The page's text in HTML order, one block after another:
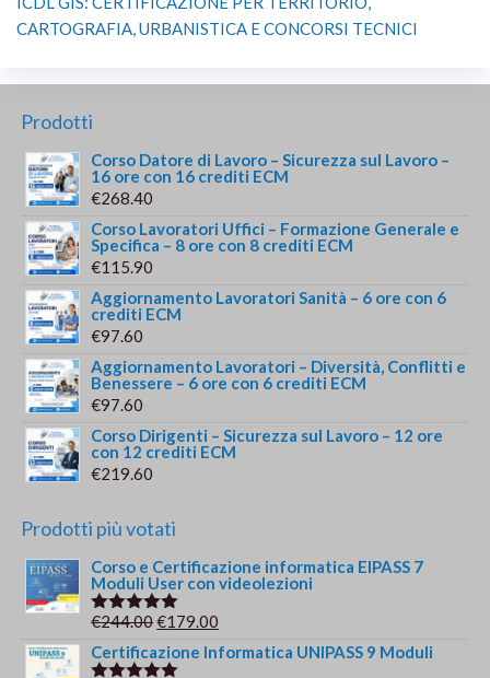
CARTOGRAFIA, URBANISTICA E CONCORSI TECNICI
Prodotti
Corso Datore di Lavoro – Sicurezza sul Lavoro –
16 ore con 16 crediti ECM
€268.40
Corso Lavoratori Uffici – Formazione Generale e
Specifica – 8 ore con 8 crediti ECM
€115.90
Aggiornamento Lavoratori Sanità – 6 ore con 6
crediti ECM
€97.60
Aggiornamento Lavoratori – Diversità, Conflitti e
Benessere – 6 ore con 6 crediti ECM
€97.60
Corso Dirigenti – Sicurezza sul Lavoro – 12 ore
con 12 crediti ECM
€219.60
Prodotti più votati
Corso e Certificazione informatica EIPASS 7
Moduli User con videolezioni
Valutato
€244.00Il
prezzo
originale
€179.00
prezzo
Certificazione Informatica UNIPASS 9 Moduli